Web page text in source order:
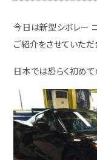
今日は新型シボレー
ご紹介をさせていただ
日本では恐らく初め